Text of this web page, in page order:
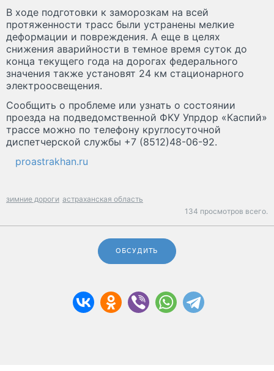
В ходе подготовки к заморозкам на всей
протяженности трасс были устранены мелкие
деформации и повреждения. А еще в целях
снижения аварийности в темное время суток до
конца текущего года на дорогах федерального
значения также установят 24 км стационарного
электроосвещения.
Сообщить о проблеме или узнать о состоянии
проезда на подведомственной ФКУ Упрдор «Каспий»
трассе можно по телефону круглосуточной
диспетчерской службы +7 (8512)48-06-92.
proastrakhan.ru
зимние дороги астраханская область
134 просмотров всего.
ОБСУДИТЬ